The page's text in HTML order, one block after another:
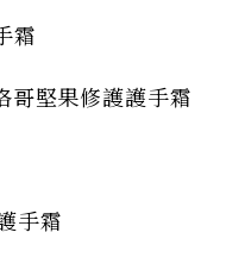
霜
堅果修護護手霜
手霜